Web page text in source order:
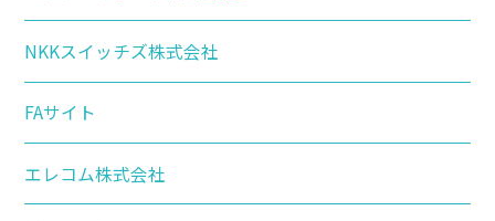
NKKスイッチズ株式会社
FAサイト
エレコム株式会社